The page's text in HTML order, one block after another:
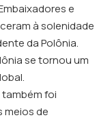
e
à solenidade
da Polônia.
se tornou um
foi
meios de